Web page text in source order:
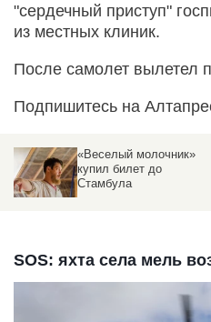
"сердечный приступ"
из местных клиник.
После самолет вылетел
Подпишитесь на
«Веселый молочник»
купил билет до
Стамбула
SOS: яхта села мель